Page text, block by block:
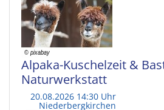
Alpaka-Kuschelzeit &
Naturwerkstatt
20.08.2026 14:30 Uhr
Niederbergkirchen